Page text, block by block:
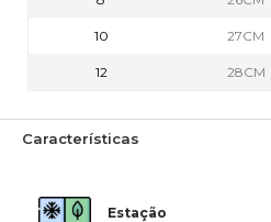
10 27CM
12 28CM
Características
Estação